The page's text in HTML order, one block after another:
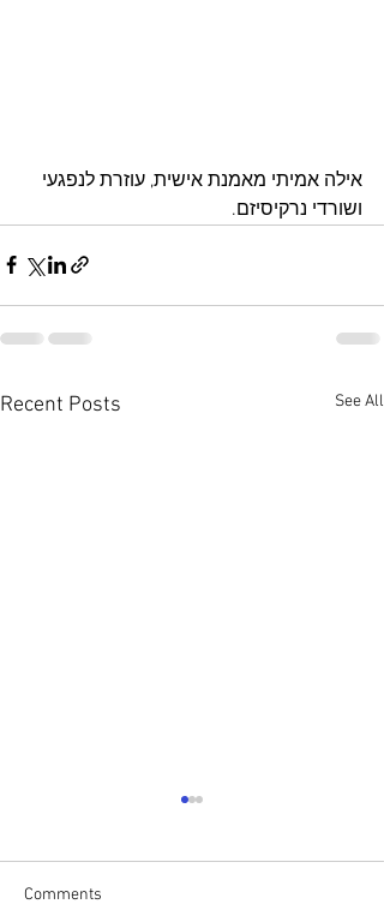
אילה אמיתי מאמנת אישית, עוזרת לנפגעי
ושורדי נרקיסיזם.
Recent Posts See All
Comments